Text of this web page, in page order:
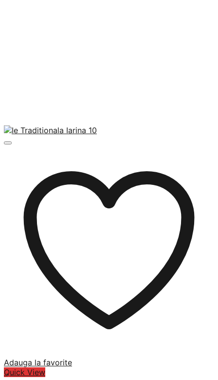
Adauga la favorite
Quick View